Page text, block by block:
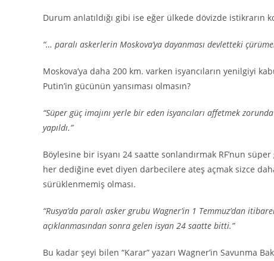
Durum anlatıldığı gibi ise eğer ülkede dövizde istikrarın
“… paralı askerlerin Moskova’ya dayanması devletteki
Moskova’ya daha 200 km. varken isyancıların yenilgiyi
Putin’in gücünün yansıması olmasın?
“Süper güç imajını yerle bir eden isyancıları affetmek
yapıldı.”
Böylesine bir isyanı 24 saatte sonlandırmak RF’nun
her dediğine evet diyen darbecilere ateş açmak sizce
sürüklenmemiş olması.
“Rusya’da paralı asker grubu Wagner’in 1 Temmuz’dan
açıklanmasından sonra gelen isyan 24 saatte bitti.”
Bu kadar şeyi bilen “Karar” yazarı Wagner’in Savunma